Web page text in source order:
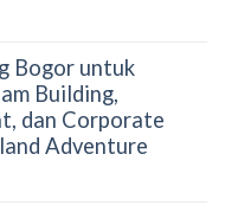
Bogor untuk
Building,
dan Corporate
Adventure